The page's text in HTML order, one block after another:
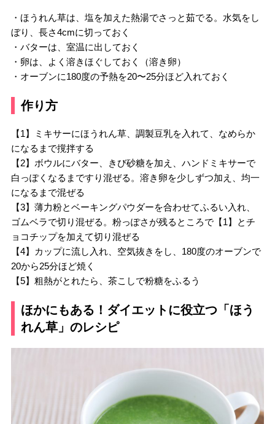
・ほうれん草は、塩を加えた熱湯でさっと茹でる。水気をし
ぼり、長さ4cmに切っておく
・バターは、室温に出しておく
・卵は、よく溶きほぐしておく（溶き卵）
・オーブンに180度の予熱を20〜25分ほど入れておく
作り方
【1】ミキサーにほうれん草、調製豆乳を入れて、なめらか
になるまで撹拌する
【2】ボウルにバター、きび砂糖を加え、ハンドミキサーで
白っぽくなるまですり混ぜる。溶き卵を少しずつ加え、均一
になるまで混ぜる
【3】薄力粉とベーキングパウダーを合わせてふるい入れ、
ゴムベラで切り混ぜる。粉っぽさが残るところで【1】とチ
ョコチップを加えて切り混ぜる
【4】カップに流し入れ、空気抜きをし、180度のオーブンで
20から25分ほど焼く
【5】粗熱がとれたら、茶こしで粉糖をふるう
ほかにもある！ダイエットに役立つ「ほう
れん草」のレシピ